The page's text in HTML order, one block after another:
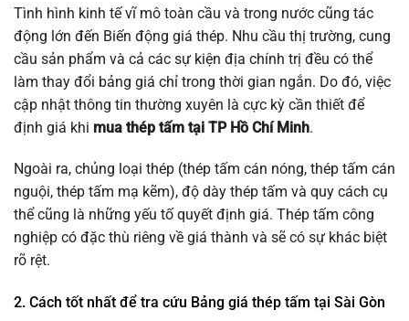
Tình hình kinh tế vĩ mô toàn cầu và trong nước cũng tác
động lớn đến Biến động giá thép. Nhu cầu thị trường, cung
cầu sản phẩm và cả các sự kiện địa chính trị đều có thể
làm thay đổi bảng giá chỉ trong thời gian ngắn. Do đó, việc
cập nhật thông tin thường xuyên là cực kỳ cần thiết để
định giá khi mua thép tấm tại TP Hồ Chí Minh.
Ngoài ra, chủng loại thép (thép tấm cán nóng, thép tấm cán
nguội, thép tấm mạ kẽm), độ dày thép tấm và quy cách cụ
thể cũng là những yếu tố quyết định giá. Thép tấm công
nghiệp có đặc thù riêng về giá thành và sẽ có sự khác biệt
rõ rệt.
2. Cách tốt nhất để tra cứu Bảng giá thép tấm tại Sài Gòn